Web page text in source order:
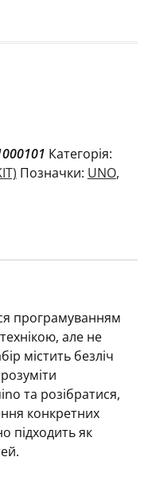
Категорія:
Позначки: UNO,
програмуванням
але не
містить безліч
та розібратися,
конкретних
підходить як